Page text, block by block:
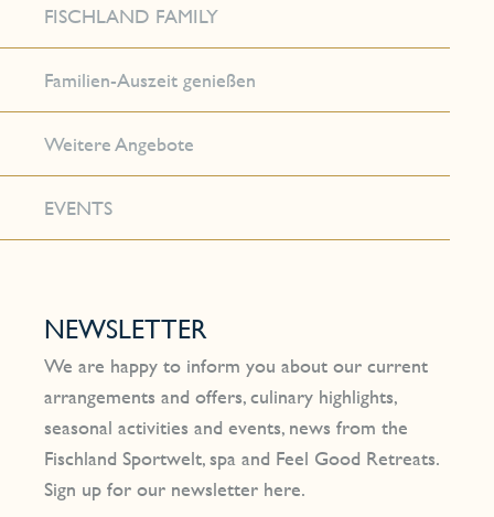
FISCHLAND FAMILY
Familien-Auszeit genießen
Weitere Angebote
EVENTS
NEWSLETTER
We are happy to inform you about our current
arrangements and offers, culinary highlights,
seasonal activities and events, news from the
Fischland Sportwelt, spa and Feel Good Retreats.
Sign up for our newsletter here.